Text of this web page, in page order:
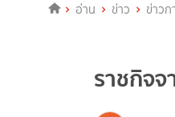
อ่าน ข่าว ข่าวก
ราชกิจจ